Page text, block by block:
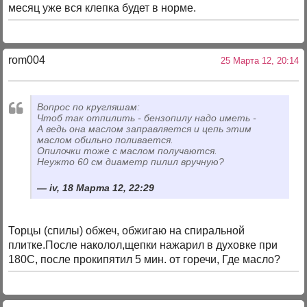
месяц уже вся клепка будет в норме.
rom004 25 Марта 12, 20:14
Вопрос по кругляшам:
Чтоб так отпилить - бензопилу надо иметь -
А ведь она маслом заправляется и цепь этим
маслом обильно поливается.
Опилочки тоже с маслом получаются.
Неужто 60 см диаметр пилил вручную?
iv, 18 Марта 12, 22:29
Торцы (спилы) обжеч, обжигаю на спиральной
плитке.После наколол,щепки нажарил в духовке при
180С, после прокипятил 5 мин. от горечи, Где масло?